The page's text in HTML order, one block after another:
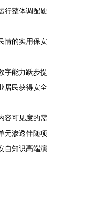
行整体调配硬
情的实用保安
字能力跃步提
居民获得安全
容可见度的需
元渗透伴随项
自知识高端演